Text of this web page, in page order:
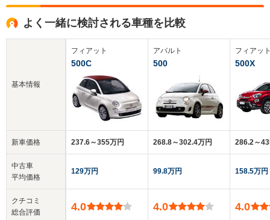
よく一緒に検討される車種を比較
基本情報
新車価格
中古車
平均価格
クチコミ
総合評価
フィアット
500C
237.6～355万円
129万円
4.0
アバルト
500
268.8～302.4万円
99.8万円
4.0
フィアッ
500X
286.2～
158.5万円
4.0